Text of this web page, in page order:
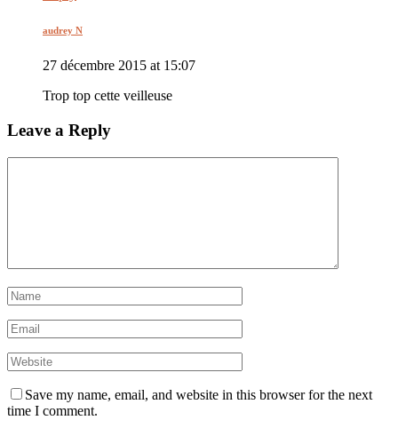
audrey N
27 décembre 2015 at 15:07
Trop top cette veilleuse
Leave a Reply
Save my name, email, and website in this browser for the next
time I comment.